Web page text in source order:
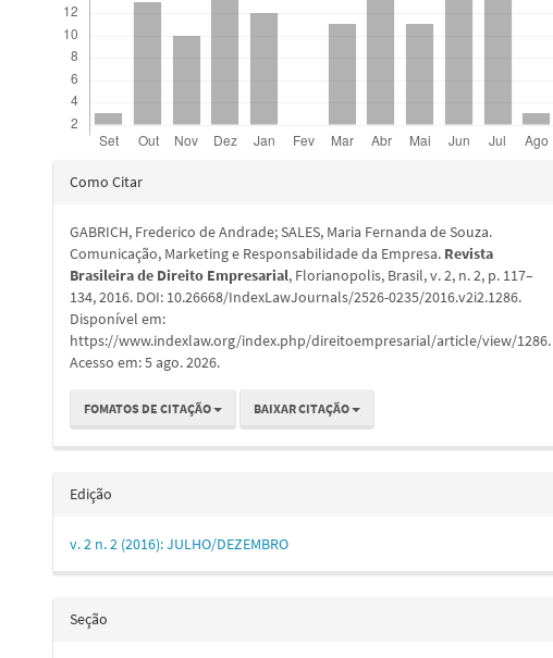
Detalhes
artigo
Como Citar
GABRICH, Frederico de Andrade; SALES, Maria Fernanda de Souza.
Comunicação, Marketing e Responsabilidade da Empresa. Revista
Brasileira de Direito Empresarial, Florianopolis, Brasil, v. 2, n. 2, p. 117–
134, 2016. DOI: 10.26668/IndexLawJournals/2526-0235/2016.v2i2.1286.
Disponível em:
https://www.indexlaw.org/index.php/direitoempresarial/article/view/1286.
Acesso em: 5 ago. 2026.
FOMATOS DE CITAÇÃO BAIXAR CITAÇÃO
Edição
v. 2 n. 2 (2016): JULHO/DEZEMBRO
Seção